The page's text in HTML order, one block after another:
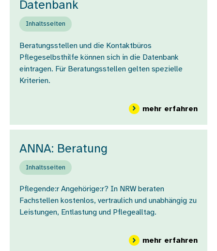
Datenbank
Inhaltsseiten
Beratungsstellen und die Kontaktbüros
Pflegeselbsthilfe können sich in die Datenbank
eintragen. Für Beratungsstellen gelten spezielle
Kriterien.
mehr erfahrenüber
ANNA: Beratung
Inhaltsseiten
Pflegende:r Angehörige:r? In NRW beraten
Fachstellen kostenlos, vertraulich und unabhängig zu
Leistungen, Entlastung und Pflegealltag.
mehr erfahrenüber